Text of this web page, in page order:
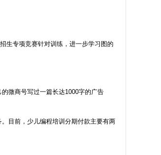
生专项竞赛针对训练，进一步学习图的
微商号写过一篇长达1000字的广告
目前，少儿编程培训分期付款主要有两